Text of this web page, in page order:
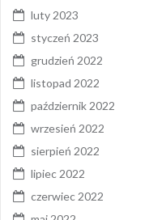
luty 2023
styczeń 2023
grudzień 2022
listopad 2022
październik 2022
wrzesień 2022
sierpień 2022
lipiec 2022
czerwiec 2022